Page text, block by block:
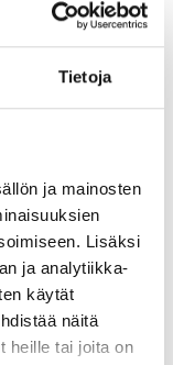
Tietoja
ja mainosten
Lisäksi
ja analytiikka-
käytät
näitä
heille tai joita on
toiveittesi